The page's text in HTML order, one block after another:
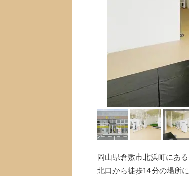
岡山県倉敷市北浜町にあ
北口から徒歩14分の場所